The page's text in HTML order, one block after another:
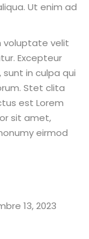
Ut enim ad
voluptate velit
Excepteur
in culpa qui
Stet clita
est Lorem
sit amet,
eirmod
13, 2023